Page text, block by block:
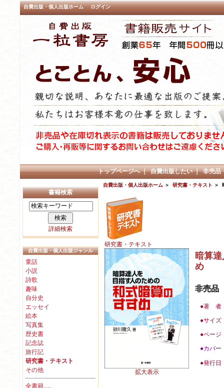
自費出版・個人出版ホーム ログイン
トップページへ｜自費出版したい｜非売品
書籍検索
詳細検索
自費出版・個人出版ジャンル
童話
小説
詩歌
趣味
自分史
エッセイ
絵本
写真集
歴史書
記念誌
旅行記
研究書・テキスト
その他
全書籍….
自費出版・個人出版ホーム＞ 研究書・テキスト ＞
研究書・テキスト
拡大表示
暗算
め
非売品
●著 者
●サイズ
●ページ
●カバー
●発行日